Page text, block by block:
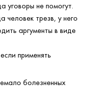
уговоры не помогут.
человек трезв, у него
аргументы в виде
применять
болезненных